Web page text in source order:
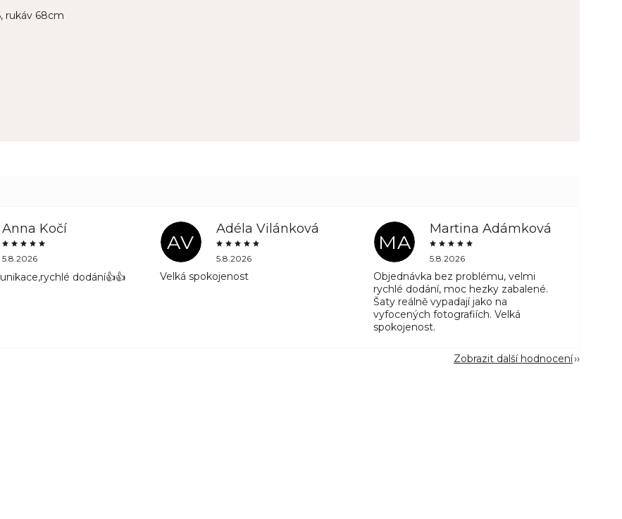
rukáv 68cm
Anna Kočí
5.8.2026
dodání👍👍
AV
Adéla Vilánková
5.8.2026
Velká spokojenost
MA
Martina Adámková
5.8.2026
Objednávka bez problému, velmi
rychlé dodání, moc hezky zabalené.
Šaty reálně vypadají jako na
vyfocených fotografiích. Velká
spokojenost.
Zobrazit další hodnocení